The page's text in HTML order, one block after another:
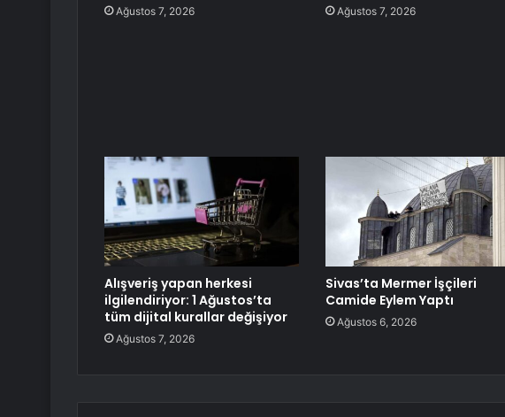
Ağustos 7, 2026 Ağustos 7, 2026
Alışveriş yapan herkesi
ilgilendiriyor: 1 Ağustos’ta
tüm dijital kurallar değişiyor
Ağustos 7, 2026
Sivas’ta Mermer İşçileri
Camide Eylem Yaptı
Ağustos 6, 2026